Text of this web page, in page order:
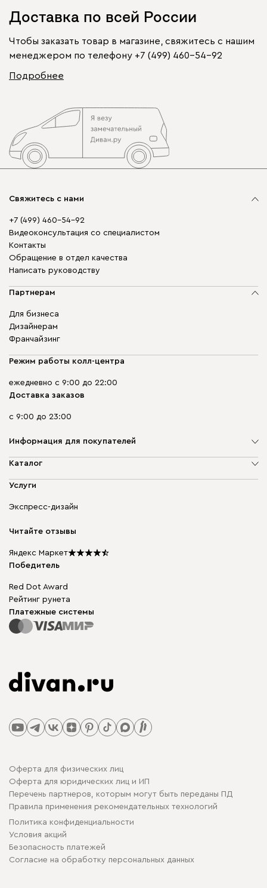
Доставка по всей России
Чтобы заказать товар в магазине, свяжитесь с нашим
менеджером по телефону +7 (499) 460-54-92
Подробнее
Свяжитесь с нами
+7 (499) 460-54-92
Видеоконсультация со специалистом
Контакты
Обращение в отдел качества
Написать руководству
Партнерам
Для бизнеса
Дизайнерам
Франчайзинг
Режим работы колл-центра
ежедневно с 9:00 до 22:00
Доставка заказов
с 9:00 до 23:00
Информация для покупателей
О компании
Доставка и оплата
диван.клуб
Подарочные сертификаты
Мы в прессе
Каталог
Мягкая мебель
Бескаркасная мебель
Столы и стулья
Услуги
Экспресс-дизайн
Читайте отзывы
Яндекс Маркет
Победитель
Red Dot Award
Рейтинг рунета
Платежные системы
Оферта для физических лиц
Оферта для юридических лиц и ИП
Перечень партнеров, которым могут быть переданы ПД
Правила применения рекомендательных технологий
Политика конфиденциальности
Условия акций
Безопасность платежей
Cогласие на обработку персональных данных